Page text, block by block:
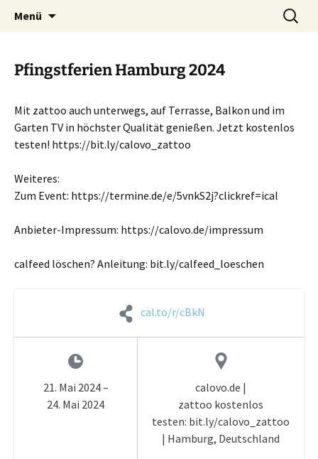
Menü
Suchen
nach:
Pfingstferien Hamburg 2024
Mit zattoo auch unterwegs, auf Terrasse, Balkon und im
Garten TV in höchster Qualität genießen. Jetzt kostenlos
testen! https://bit.ly/calovo_zattoo
Weiteres:
Zum Event: https://termine.de/e/5vnkS2j?clickref=ical
Anbieter-Impressum: https://calovo.de/impressum
calfeed löschen? Anleitung: bit.ly/calfeed_loeschen
cal.to/r/cBkN
21. Mai 2024–
24. Mai 2024
calovo.de |
zattoo kostenlos
testen: bit.ly/calovo_zattoo
| Hamburg, Deutschland